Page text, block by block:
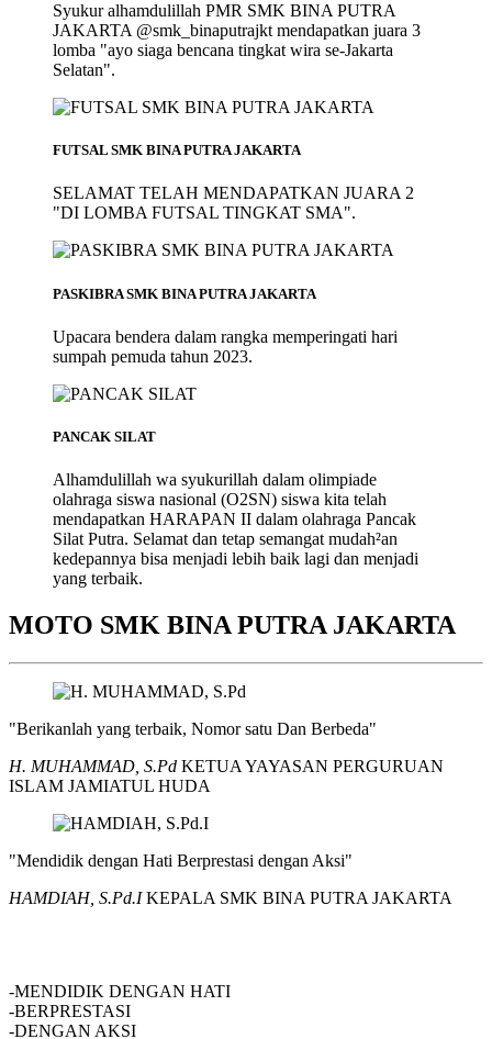
Syukur alhamdulillah PMR SMK BINA PUTRA
JAKARTA @smk_binaputrajkt mendapatkan juara 3
lomba "ayo siaga bencana tingkat wira se-Jakarta
Selatan".
FUTSAL SMK BINA PUTRA JAKARTA
SELAMAT TELAH MENDAPATKAN JUARA 2
"DI LOMBA FUTSAL TINGKAT SMA".
PASKIBRA SMK BINA PUTRA JAKARTA
Upacara bendera dalam rangka memperingati hari
sumpah pemuda tahun 2023.
PANCAK SILAT
Alhamdulillah wa syukurillah dalam olimpiade
olahraga siswa nasional (O2SN) siswa kita telah
mendapatkan HARAPAN II dalam olahraga Pancak
Silat Putra. Selamat dan tetap semangat mudah²an
kedepannya bisa menjadi lebih baik lagi dan menjadi
yang terbaik.
MOTO SMK BINA PUTRA JAKARTA
"Berikanlah yang terbaik, Nomor satu Dan Berbeda"
H. MUHAMMAD, S.Pd KETUA YAYASAN PERGURUAN
ISLAM JAMIATUL HUDA
"Mendidik dengan Hati Berprestasi dengan Aksi"
HAMDIAH, S.Pd.IKEPALA SMK BINA PUTRA JAKARTA
-MENDIDIK DENGAN HATI
-BERPRESTASI
-DENGAN AKSI